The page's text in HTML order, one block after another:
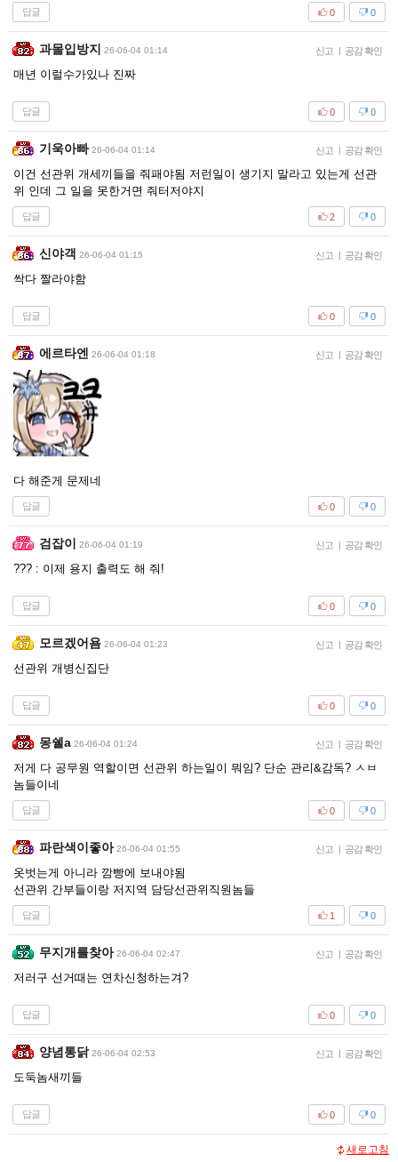
답글 0
0
과몰입방지 26-06-04 01:14 신고 | 공감 확인
매년 이럴수가있나 진짜
답글 0
0
기욱아빠 26-06-04 01:14 신고 | 공감 확인
이건 선관위 개세끼들을 줘패야됨 저런일이 생기지 말라고 있는게 선관
위 인데 그 일을 못한거면 줘터저야지
답글 0
2
신야객 26-06-04 01:15 신고 | 공감 확인
싹다 짤라야함
답글 0
0
에르타엔 26-06-04 01:18 신고 | 공감 확인
다 해준게 문제네
답글 0
0
검잡이 26-06-04 01:19 신고 | 공감 확인
??? : 이제 용지 출력도 해 줘!
답글 0
0
모르겠어욤 26-06-04 01:23 신고 | 공감 확인
선관위 개병신집단
답글 0
0
몽쉘a 26-06-04 01:24 신고 | 공감 확인
저게 다 공무원 역할이면 선관위 하는일이 뭐임? 단순 관리&감독? ㅅㅂ
놈들이네
답글 0
0
파란색이좋아 26-06-04 01:55 신고 | 공감 확인
옷벗는게 아니라 깜빵에 보내야됨
선관위 간부들이랑 저지역 담당선관위직원놈들
답글 0
1
무지개를찾아 26-06-04 02:47 신고 | 공감 확인
저러구 선거때는 연차신청하는겨?
답글 0
0
양념통닭 26-06-04 02:53 신고 | 공감 확인
도둑놈새끼들
답글 0
0
새로고침